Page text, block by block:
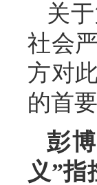
关
社会
方对
的首
彭
义”